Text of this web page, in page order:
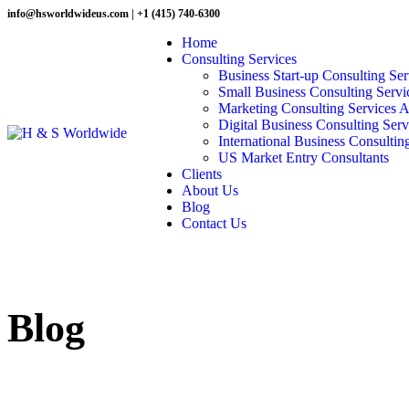
info@hsworldwideus.com | +1 (415) 740-6300
Home
Consulting Services
Business Start-up Consulting
Small Business Consulting
Marketing Consulting Services
Digital Business Consulting
International Business
US Market Entry Consultants
Clients
About Us
Blog
Contact Us
Blog